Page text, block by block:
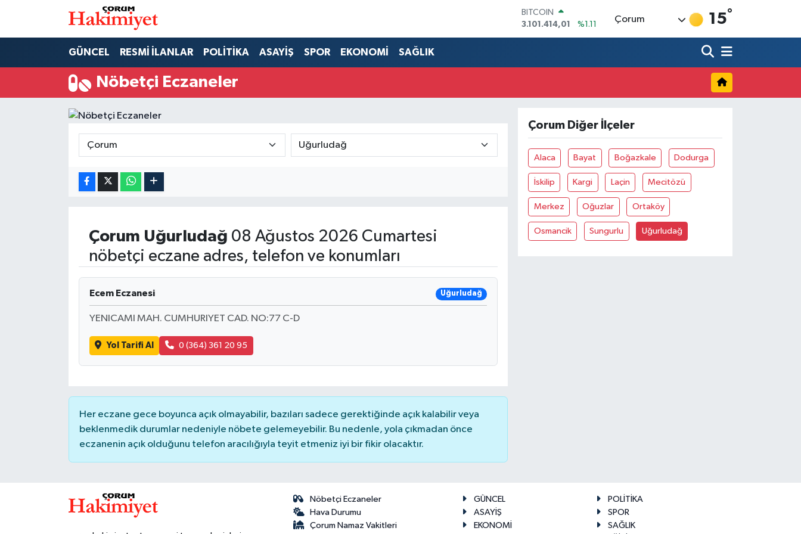
BITCOIN
3.101.414,01
%1.11
DOLAR
64,4811
%0.38
6660.55
%0.03
BİST100
Çorum 15°
GÜNCEL RESMİ İLANLAR POLİTİKA ASAYİŞ SPOR EKONOMİ SAĞLIK
Nöbetçi Eczaneler
Çorum Uğurludağ 08 Ağustos 2026 Cumartesi
nöbetçi eczane adres, telefon ve konumları
Ecem Eczanesi Uğurludağ
YENICAMI MAH. CUMHURIYET CAD. NO:77 C-D
Yol Tarifi Al 0 (364) 361 20 95
Her eczane gece boyunca açık olmayabilir, bazıları sadece gerektiğinde açık kalabilir veya
beklenmedik durumlar nedeniyle nöbete gelemeyebilir. Bu nedenle, yola çıkmadan önce
eczanenin açık olduğunu telefon aracılığıyla teyit etmeniz iyi bir fikir olacaktır.
Çorum Diğer İlçeler
Alaca Bayat Boğazkale Dodurga
İskilip Kargi Laçin Mecitözü
Merkez Oğuzlar Ortaköy
Osmancik Sungurlu Uğurludağ
Nöbetçi Eczaneler
Hava Durumu
Çorum Namaz Vakitleri
GÜNCEL
POLİTİKA
ASAYİŞ
SPOR
EKONOMİ
SAĞLIK
POLİTİKA
Nöbetçi Eczaneler
Hava Durumu
Trafik Durumu